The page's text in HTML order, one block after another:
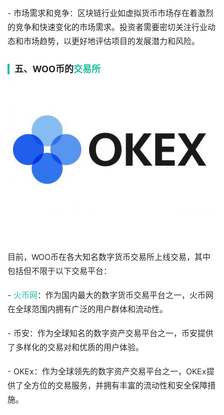
- 市场需求和竞争：区块链行业如虚拟货币市场存在着激烈
的竞争和快速变化的市场需求。投资者需要密切关注行业动
态和市场趋势，以更好地评估项目的发展潜力和风险。
五、WOO币的交易所
目前，WOO币在各大知名数字货币交易所上线交易，其中
包括但不限于以下交易平台：
- 火币网 ：作为国内最大的数字货币交易平台之一，火币网
在全球范围内拥有广泛的用户群体和流动性。
- 币安：作为全球知名的数字资产交易平台之一，币安提供
了多样化的交易对和优质的用户体验。
- OKEx：作为全球领先的数字资产交易平台之一，OKEx提
供了全方位的交易服务，并拥有丰富的流动性和安全保障措
施。